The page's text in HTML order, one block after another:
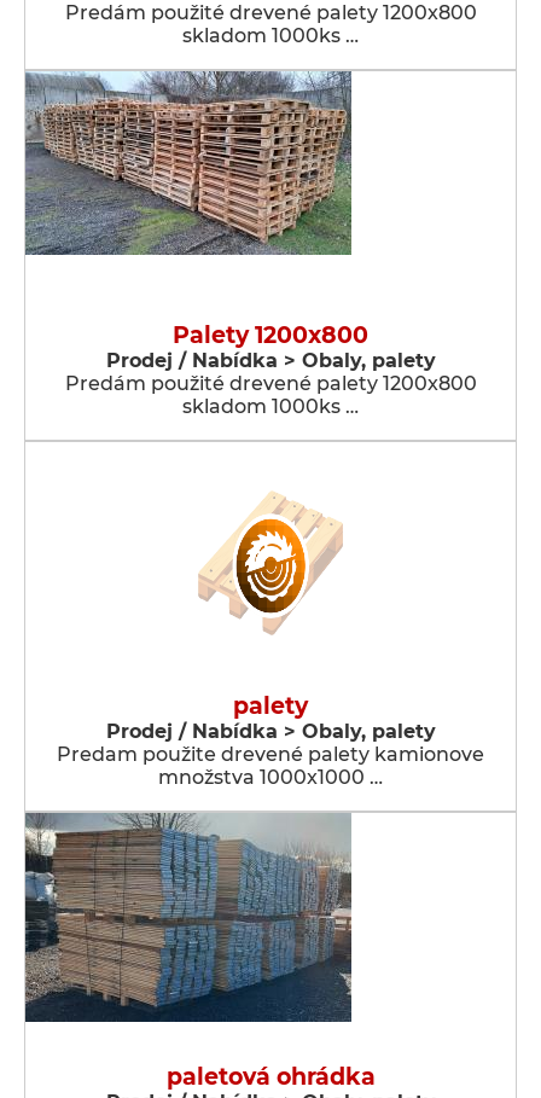
Predám použité drevené palety 1200x800
skladom 1000ks …
Palety 1200x800
Prodej / Nabídka > Obaly, palety
Predám použité drevené palety 1200x800
skladom 1000ks …
palety
Prodej / Nabídka > Obaly, palety
Predam použite drevené palety kamionove
množstva 1000x1000 …
paletová ohrádka